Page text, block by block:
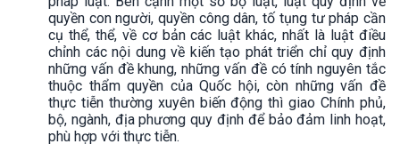
quyền con người, quyền công dân, tố tụng tư pháp cần
cụ thể, thể, về cơ bản các luật khác, nhất là luật điều
chỉnh các nội dung về kiến tạo phát triển chỉ quy định
những vấn đề khung, những vấn đề có tính nguyên tắc
thuộc thẩm quyền của Quốc hội, còn những vấn đề
thực tiễn thường xuyên biến động thì giao Chính phủ,
bộ, ngành, địa phương quy định để bảo đảm linh hoạt,
phù hợp với thực tiễn.